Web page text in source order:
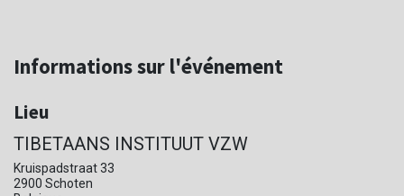
Informations sur l'événement
Lieu
TIBETAANS INSTITUUT VZW
Kruispadstraat 33
2900 Schoten